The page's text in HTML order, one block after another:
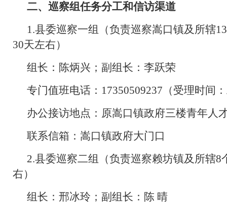
二、巡察组任务分工和信访渠道
1.县委巡察一组（负责巡察嵩口镇及所辖
30天左右）
组长：陈炳兴；副组长：李跃荣
专门值班电话：17350509237（受理时间
办公接访地点：原嵩口镇政府三楼青年人
联系信箱：嵩口镇政府大门口
2.县委巡察二组（负责巡察赖坊镇及所辖8
右）
组长：邢冰玲；副组长：陈 晴